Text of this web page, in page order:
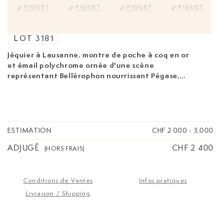
Jéquier à Lausanne, montre de poche à coq en or
et émail polychrome ornée d'une scène
représentant Bellérophon nourrissant Pégase,
LOT 3181
ESTIMATION CHF 2 000 - 3,000
ADJUGÉ (HORS FRAIS) CHF 2 400
Conditions de Ventes
Infos pratiques
Livraison / Shipping